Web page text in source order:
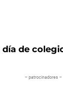
de
– patrocinadores –